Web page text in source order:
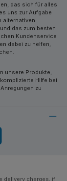
das sich für alles
uns zur Aufgabe
alternativen
das zum besten
Kundenservice
dabei zu helfen,
unsere Produkte,
Hilfe bei
zu
delivery charges, if